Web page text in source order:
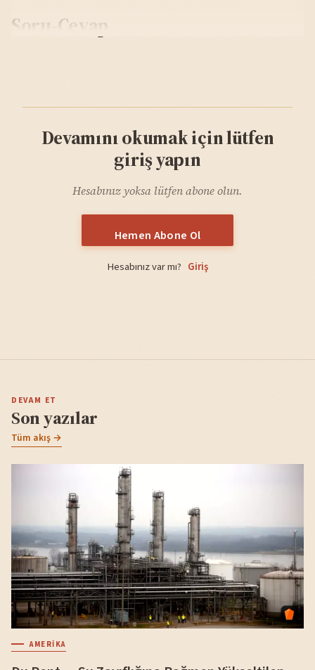
Soru-Cevap
Devamını okumak için lütfen
giriş yapın
Hesabınız yoksa lütfen abone olun.
Hemen Abone Ol
Hesabınız var mı? Giriş
DEVAM ET
Son yazılar
Tüm akış →
AMERIKA